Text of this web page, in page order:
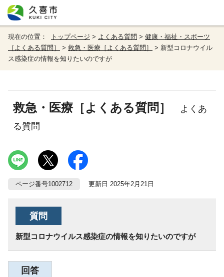
現在の位置： トップページ > よくある質問 > 健康・福祉・スポーツ
［よくある質問］
> 救急・医療［よくある質問］
> 新型コロナウイル
ス感染症の情報を知りたいのですが
救急・医療［よくある質問］
よくあ
る質問
ページ番号1002712 更新日 2025年2月21日
質問
新型コロナウイルス感染症の情報を知りたいのですが
回答